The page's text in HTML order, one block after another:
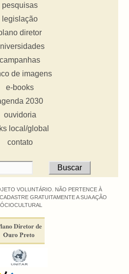
pesquisas
legislação
diretor
campanhas
de imagens
e-books
2030
ouvidoria
local/global
contato
VOLUNTÁRIO. NÃO PERTENCE À
CADASTRE GRATUITAMENTE A SUA AÇÃO